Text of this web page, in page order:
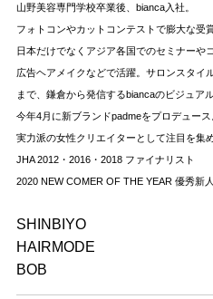
山野美容専門学校卒業後、bianca入社。
フォトコンやカットコンテストで膨大な受
日本だけでなくアジア各国でのセミナーや
広告ヘアメイクなどで活躍。サロンスタイ
まで、鎌倉から発信するbiancaのビジュア
今年4月に新ブランドpadmeをプロデュース
実力派の女性クリエイターとして注目を集
JHA 2012・2016・2018 ファイナリスト
2020 NEW COMER OF THE YEAR 優秀新
SHINBIYO
HAIRMODE
BOB